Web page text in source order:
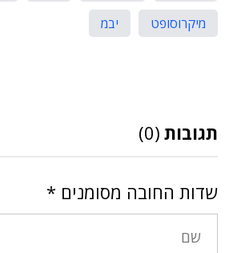
מיקרוסופט
יבמ
תגובות (0)
שדות החובה מסומנים *